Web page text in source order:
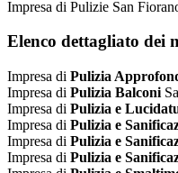
Elenco dettagliato dei
Impresa di Pulizia
Impresa di Pulizia Balconi
Impresa di Pulizia e
Impresa di Pulizia e
Impresa di Pulizia e
Impresa di Pulizia e